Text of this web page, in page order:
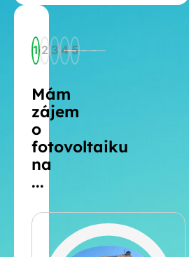
1 2 3 4 5
Mám
zájem
o
fotovoltaiku
na
...